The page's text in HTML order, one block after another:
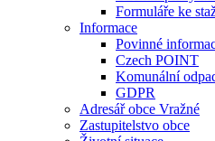
Formuláře ke
Informace
Povinné
Czech POINT
Komunální
GDPR
Adresář obce Vražné
Zastupitelstvo obce